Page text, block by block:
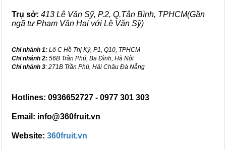
Trụ sở: 413 Lê Văn Sỹ, P.2, Q.Tân Bình, TPHCM(Gần
ngã tư Phạm Văn Hai với Lê Văn Sỹ)
Chi nhánh 1: Lô C Hồ Thị Kỷ, P1, Q10, TPHCM
Chi nhánh 2: 56B Trần Phú, Ba Đình, Hà Nội
Chi nhánh 3: 271B Trần Phú, Hải Châu Đà Nẵng
Hotlines: 0936652727 - 0977 301 303
Email: info@360fruit.vn
Website: 360fruit.vn